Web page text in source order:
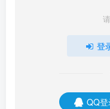
登
QQ登